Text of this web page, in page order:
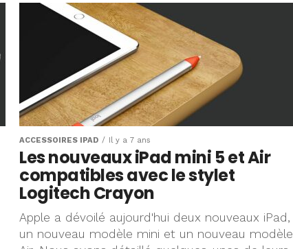
ACCESSOIRES IPAD Il y a 7 ans
Les nouveaux iPad mini 5 et Air
compatibles avec le stylet
Logitech Crayon
Apple a dévoilé aujourd'hui deux nouveaux iPad,
un nouveau modèle mini et un nouveau modèle